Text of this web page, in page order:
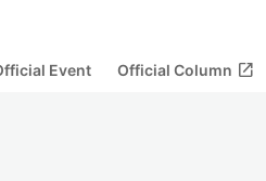
Event Official Column open_in_new